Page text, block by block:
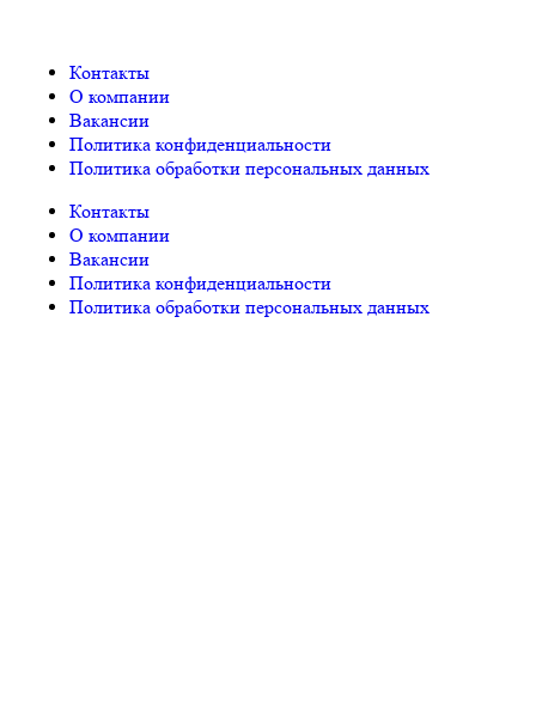
Контакты
О компании
Вакансии
Политика конфиденциальности
Политика обработки персональных данных
Контакты
О компании
Вакансии
Политика конфиденциальности
Политика обработки персональных данных